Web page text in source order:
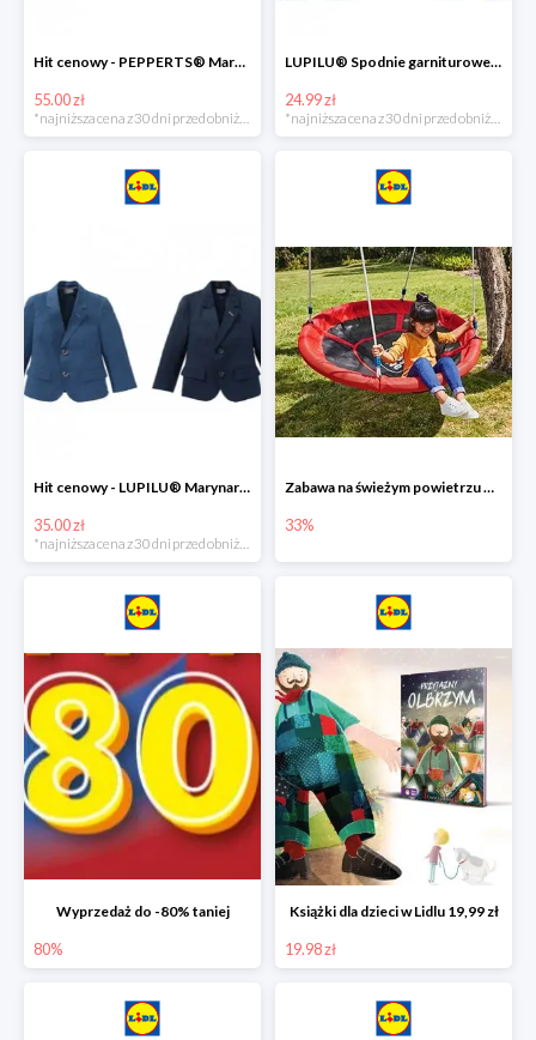
Hit cenowy - PEPPERTS® Marynarka młodzieżowa
55.00 zł
*najniższa cena z 30 dni przed obniżką
LUPILU® Spodnie garniturowe chłopięce
24.99 zł
*najniższa cena z 30 dni przed obniżką
Hit cenowy - LUPILU® Marynarka chłopięca
35.00 zł
Zabawa na świeżym powietrzu w Lidlu do -33%
33%
Wyprzedaż do -80% taniej
80%
Książki dla dzieci w Lidlu 19,99 zł
19.98 zł